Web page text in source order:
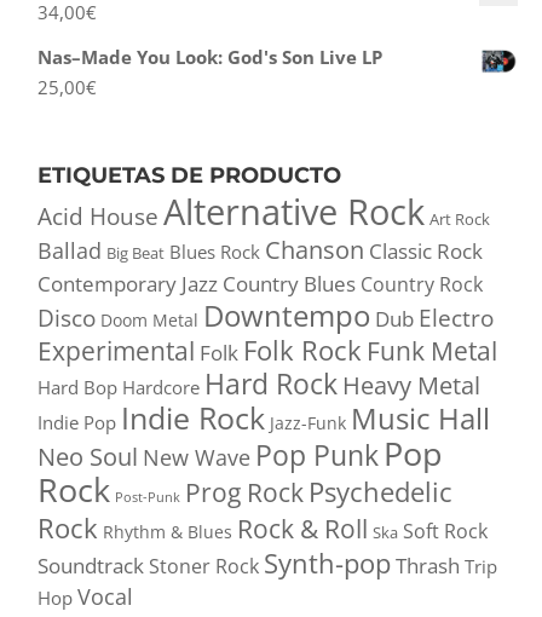
34,00€
Nas–Made You Look: God's Son Live LP
25,00€
ETIQUETAS DE PRODUCTO
Acid HouseAlternative Rock Art Rock
Ballad Big Beat Blues Rock Chanson Classic Rock
Contemporary Jazz Country Blues Country Rock
Disco Doom Metal Downtempo Dub Electro
Experimental Folk Folk Rock Funk Metal
Hard Bop Hardcore Hard Rock Heavy Metal
Indie Pop Indie Rock Jazz-Funk Music Hall
Neo Soul New Wave Pop PunkPop
Rock Post-Punk Prog Rock Psychedelic
Rock Rhythm & Blues Rock & Roll Ska Soft Rock
Soundtrack Stoner Rock Synth-popThrash Trip
HopVocal